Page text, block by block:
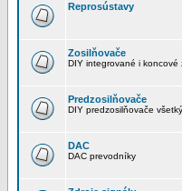
Reprosústavy
Zosilňovače
DIY integrované i koncové
Predzosilňovače
DIY predzosilňovače
DAC
DAC prevodníky